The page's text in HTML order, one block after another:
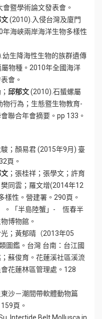
暨學術論文發表會。
文(2010).入侵台灣及廈門
海峽兩岸海洋生物多樣性
生降海性生物的族群遺傳
物種。2010年全國海洋
會。
邱郁文(2010).石蜑螺屬
行為；生態暨生物教育-
聯合年會摘要。pp 133。
；顏易君 (2015年9月) 臺
頁。
文 ；張桂祥；張學文；許育
同雲；羅文增(2014年12
樣性。營建署。290頁。
。「半島陸蟹」- 恆春半
博物館。
光；黃郁晴（2013年05
圖鑑。台灣 台南：台江國
；蘇俊育。花蓮溪社區溪流
花蓮林區管理處。128
沙－潮間帶軟體動物篇
頁。